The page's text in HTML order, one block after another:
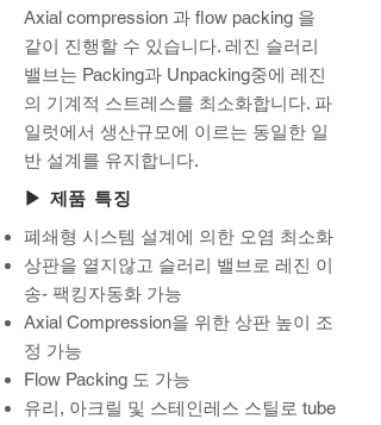
Axial compression 과 flow packing 을
같이 진행할 수 있습니다. 레진 슬러리
밸브는 Packing과 Unpacking중에 레진
의 기계적 스트레스를 최소화합니다. 파
일럿에서 생산규모에 이르는 동일한 일
반 설계를 유지합니다.
▶ 제품 특징
폐쇄형 시스템 설계에 의한 오염 최소화
상판을 열지않고 슬러리 밸브로 레진 이
송- 팩킹자동화 가능
Axial Compression을 위한 상판 높이 조
정 가능
Flow Packing 도 가능
유리, 아크릴 및 스테인레스 스틸로 tube